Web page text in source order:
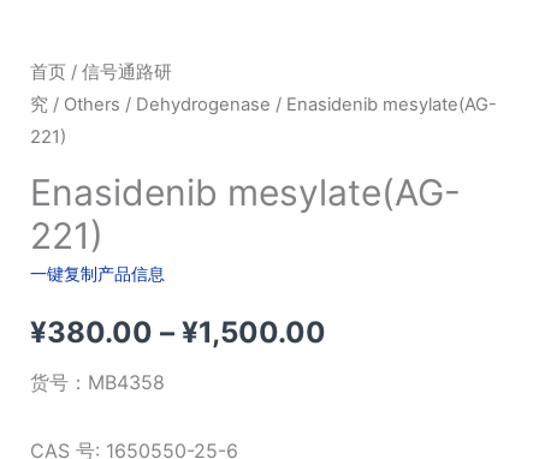
首页/ 信号通路研
究/ Others / Dehydrogenase / Enasidenib mesylate(AG-
221)
Enasidenib mesylate(AG-
221)
一键复制产品信息
¥380.00 – ¥1,500.00价
货号： MB4358
CAS 号: 1650550-25-6